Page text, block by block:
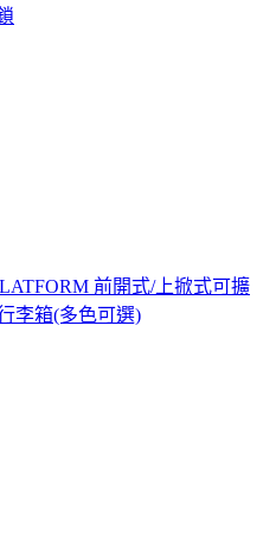
前開式/上掀式可擴
李箱(多色可選)